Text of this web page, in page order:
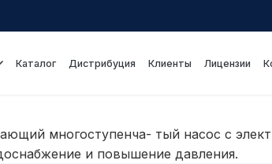
Каталог Дистрибуция Клиенты Лицензии
многоступенча- тый насос с
и повышение давления.